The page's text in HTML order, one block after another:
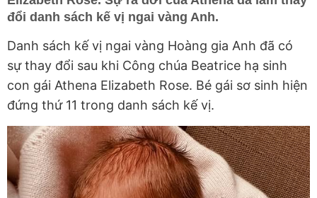
đổi danh sách kế vị ngai vàng Anh.
Danh sách kế vị ngai vàng Hoàng gia Anh đã có
sự thay đổi sau khi Công chúa Beatrice hạ sinh
con gái Athena Elizabeth Rose. Bé gái sơ sinh hiện
đứng thứ 11 trong danh sách kế vị.